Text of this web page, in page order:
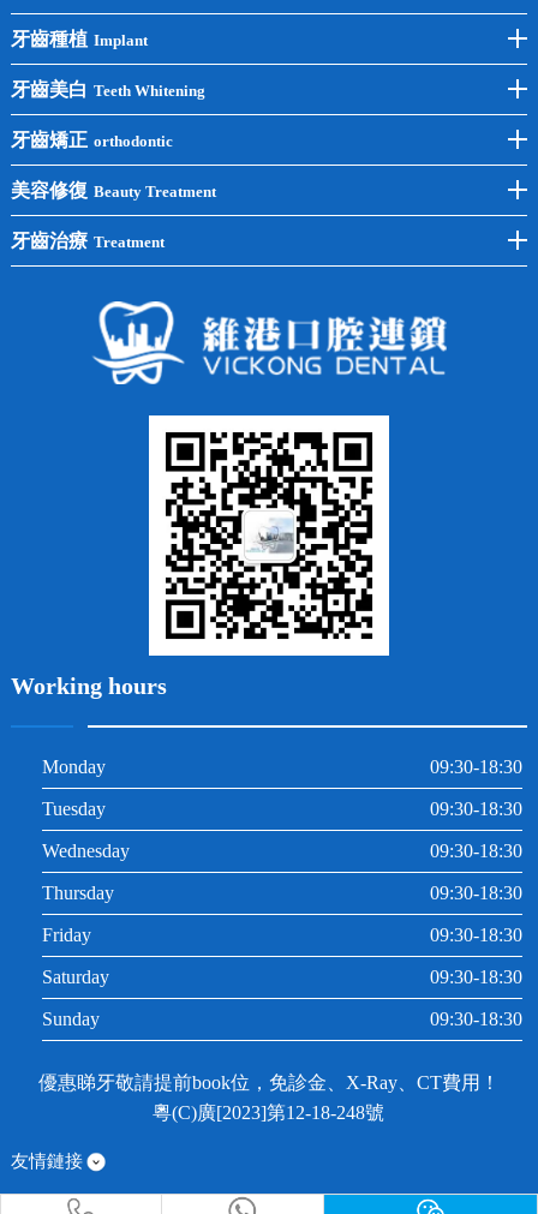
牙齒種植 Implant
前牙種植
後牙種植
單顆種植
半口種植
全口種植
牙齒美白 Teeth Whitening
冷光美白
洗牙
四環素牙
常見問題
牙齒矯正 orthodontic
牙齒矯正
兒童矯正
牙列不齊
美容修復 Beauty Treatment
全瓷牙
牙齒治療 Treatment
Working hours
Monday 09:30-18:30
Tuesday 09:30-18:30
Wednesday 09:30-18:30
Thursday 09:30-18:30
Friday 09:30-18:30
Saturday 09:30-18:30
Sunday 09:30-18:30
優惠睇牙敬請提前book位，免診金、X-Ray、CT費用！
粵(C)廣[2023]第12-18-248號
友情鏈接